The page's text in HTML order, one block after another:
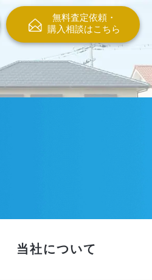
無料査定依頼・
購入相談はこちら
当社について